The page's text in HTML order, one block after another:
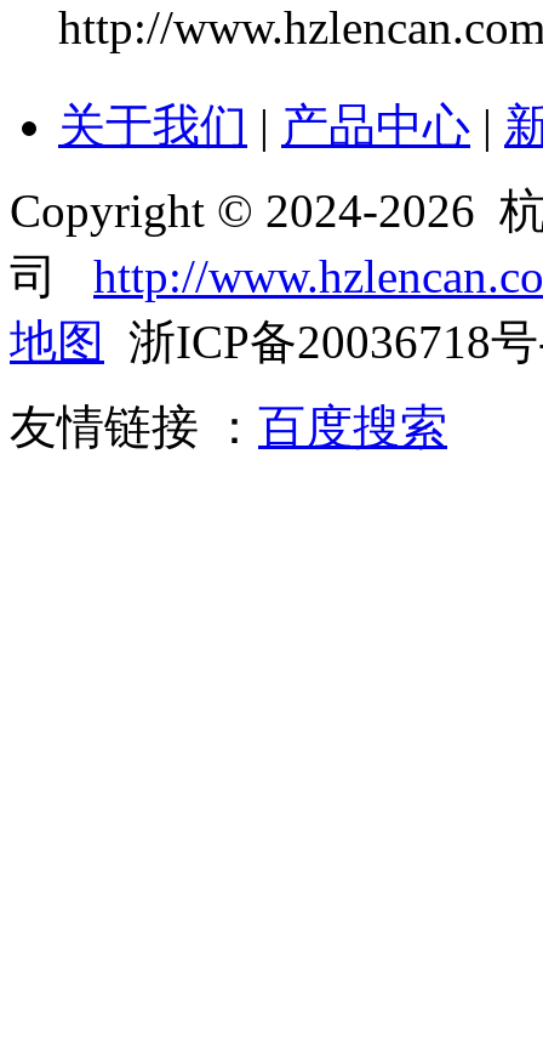
http://
关于我们 | 产品中心 |
Copyright © 2024-2026
司 http://
地图
浙ICP备20036718
友情链接 ： 百度搜索